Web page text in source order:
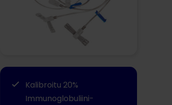
Kalibroitu 20%
Immunoglobuliini-